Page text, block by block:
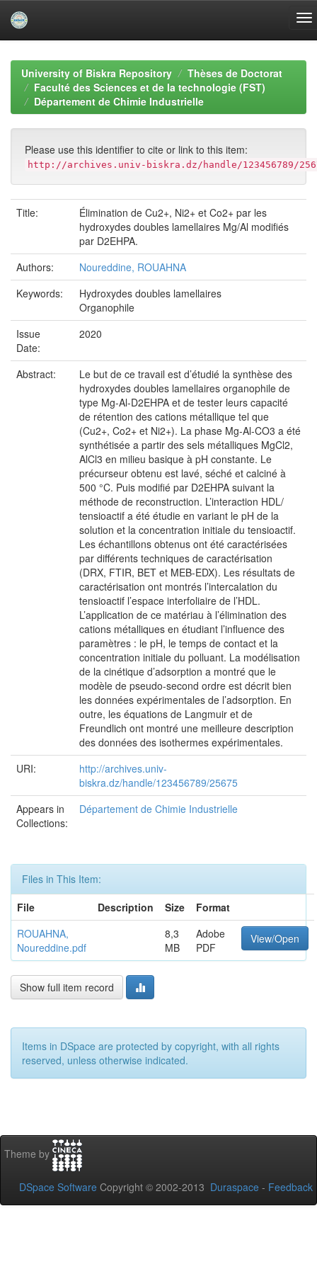
navigationUniversity of Biskra Repository
Thèses de Doctorat
Faculté des Sciences et de la technologie (FST)
Département de Chimie Industrielle
Please use this identifier to cite or link to this item:
http://archives.univ-biskra.dz/handle/123456789/
Title:
Élimination de Cu2+, Ni2+ et Co2+ par les
hydroxydes doubles lamellaires Mg/Al modifiés
par D2EHPA.
Authors:
Noureddine, ROUAHNA
Keywords:
Hydroxydes doubles lamellaires
Organophile
Issue
Date:
2020
Abstract:
Le but de ce travail est d’étudié la synthèse des
hydroxydes doubles lamellaires organophile de
type Mg-Al-D2EHPA et de tester leurs capacité
de rétention des cations métallique tel que
(Cu2+, Co2+ et Ni2+). La phase Mg-Al-CO3 a été
synthétisée a partir des sels métalliques MgCl2,
AlCl3 en milieu basique à pH constante. Le
précurseur obtenu est lavé, séché et calciné à
500 °C. Puis modifié par D2EHPA suivant la
méthode de reconstruction. L’interaction HDL/
tensioactif a été étudie en variant le pH de la
solution et la concentration initiale du tensioactif.
Les échantillons obtenus ont été caractérisées
par différents techniques de caractérisation
(DRX, FTIR, BET et MEB-EDX). Les résultats de
caractérisation ont montrés l’intercalation du
tensioactif l’espace interfoliaire de l’HDL.
L’application de ce matériau à l’élimination des
cations métalliques en étudiant l’influence des
paramètres : le pH, le temps de contact et la
concentration initiale du polluant. La modélisation
de la cinétique d’adsorption a montré que le
modèle de pseudo-second ordre est décrit bien
les données expérimentales de l’adsorption. En
outre, les équations de Langmuir et de
Freundlich ont montré une meilleure description
des données des isothermes expérimentales.
URI:
http://archives.univ-
biskra.dz/handle/123456789/25675
Appears in
Collections:
Département de Chimie Industrielle
Files in This Item:
File
Description Size
Format
ROUAHNA,
Noureddine.pdf
8,3
MB
Adobe
PDF
View/Open
Show full item record
Items in DSpace are protected by copyright, with all rights
reserved, unless otherwise indicated.
Theme by
DSpace Software Copyright © 2002-2013 Duraspace - Feedback